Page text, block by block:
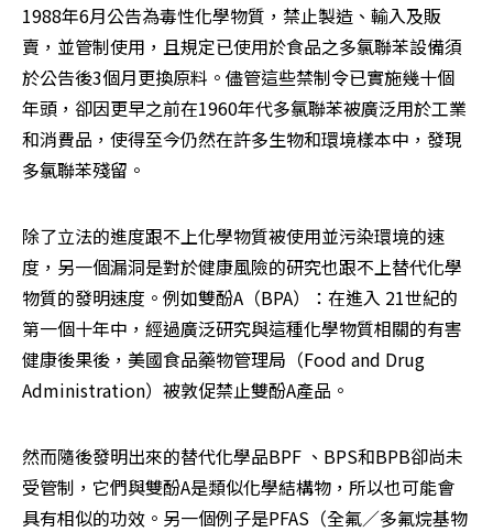
1988年6月公告為毒性化學物質，禁止製造、輸入及販
賣，並管制使用，且規定已使用於食品之多氯聯苯設備須
於公告後3個月更換原料。儘管這些禁制令已實施幾十個
年頭，卻因更早之前在1960年代多氯聯苯被廣泛用於工業
和消費品，使得至今仍然在許多生物和環境樣本中，發現
多氯聯苯殘留。
除了立法的進度跟不上化學物質被使用並污染環境的速
度，另一個漏洞是對於健康風險的研究也跟不上替代化學
物質的發明速度。例如雙酚A（BPA）：在進入 21世紀的
第一個十年中，經過廣泛研究與這種化學物質相關的有害
健康後果後，美國食品藥物管理局（Food and Drug
Administration）被敦促禁止雙酚A產品。
然而隨後發明出來的替代化學品BPF 、BPS和BPB卻尚未
受管制，它們與雙酚A是類似化學結構物，所以也可能會
具有相似的功效。另一個例子是PFAS（全氟／多氟烷基物